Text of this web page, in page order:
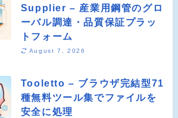
Supplier – 産業用鋼管のグロ
ーバル調達・品質保証プラッ
トフォーム
August 7, 2026
Tooletto – ブラウザ完結型71
種無料ツール集でファイルを
安全に処理